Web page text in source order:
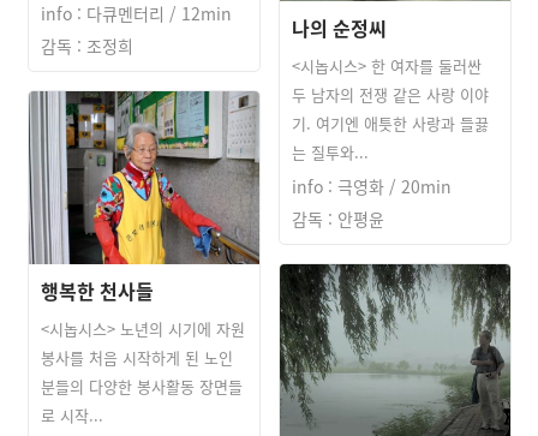
info : 다큐멘터리 / 12min
감독 : 조정희
나의 순정씨
<시놉시스> 한 여자를 둘러싼
두 남자의 전쟁 같은 사랑 이야
기. 여기엔 애틋한 사랑과 들끓
는 질투와...
info : 극영화 / 20min
감독 : 안평윤
행복한 천사들
<시놉시스> 노년의 시기에 자원
봉사를 처음 시작하게 된 노인
분들의 다양한 봉사활동 장면들
로 시작...